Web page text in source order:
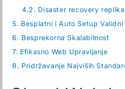
4.2. Disaster recovery
5. Besplatni i Auto Setup
6. Besprekorna Skalabilnost
7. Efikasno Web Upravljanje
8. Pridržavanje Najviših